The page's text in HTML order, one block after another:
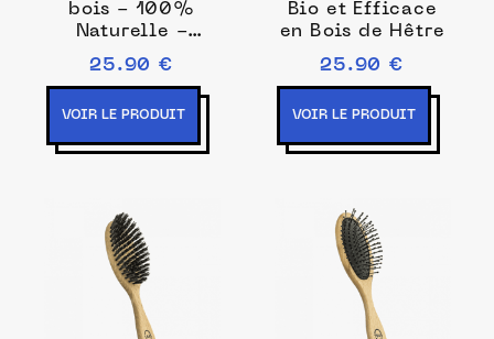
bois - 100%
Naturelle -
Démêlante et
Pneumatique
25.90 €
VOIR LE PRODUIT
Bio et Efficace
en Bois de Hêtre
25.90 €
VOIR LE PRODUIT